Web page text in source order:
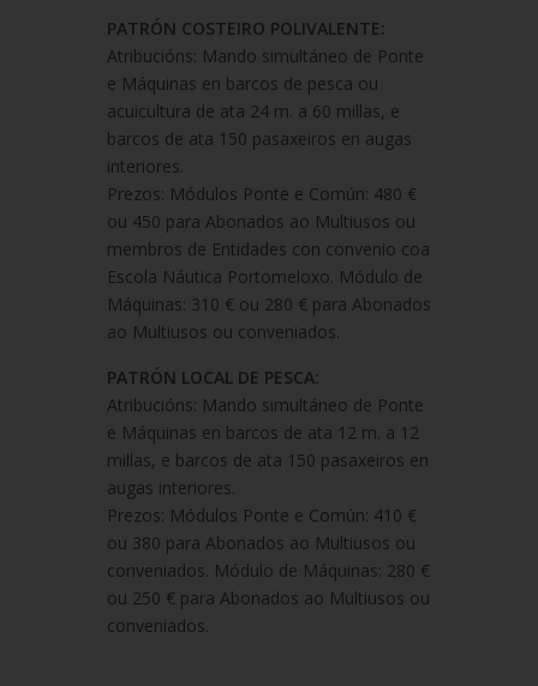
PATRÓN COSTEIRO POLIVALENTE:
Atribucións: Mando simultáneo de Ponte
e Máquinas en barcos de pesca ou
acuicultura de ata 24 m. a 60 millas, e
barcos de ata 150 pasaxeiros en augas
interiores.
Prezos: Módulos Ponte e Común: 480 €
ou 450 para Abonados ao Multiusos ou
membros de Entidades con convenio coa
Escola Náutica Portomeloxo. Módulo de
Máquinas: 310 € ou 280 € para Abonados
ao Multiusos ou conveniados.
PATRÓN LOCAL DE PESCA:
Atribucións: Mando simultáneo de Ponte
e Máquinas en barcos de ata 12 m. a 12
millas, e barcos de ata 150 pasaxeiros en
augas interiores.
Prezos: Módulos Ponte e Común: 410 €
ou 380 para Abonados ao Multiusos ou
conveniados. Módulo de Máquinas: 280 €
ou 250 € para Abonados ao Multiusos ou
conveniados.